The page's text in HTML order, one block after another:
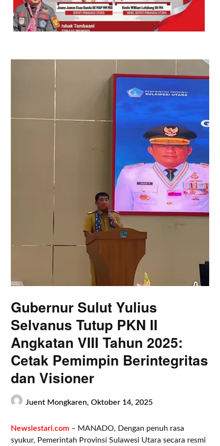
Gubernur Sulut Yulius
Selvanus Tutup PKN II
Angkatan VIII Tahun 2025:
Cetak Pemimpin Berintegritas
dan Visioner
Juent Mongkaren,Oktober 14, 2025
Newslestari.com – MANADO, Dengan penuh rasa
syukur, Pemerintah Provinsi Sulawesi Utara secara resmi